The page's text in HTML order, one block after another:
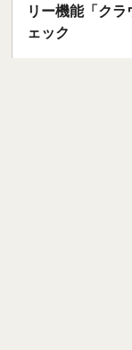
リー機能「ク
ェック